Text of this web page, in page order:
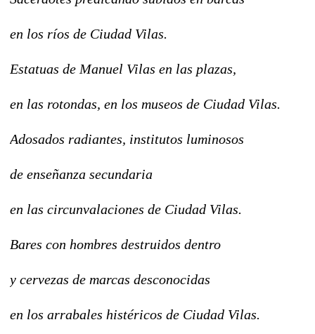
en los ríos de Ciudad Vilas.
Estatuas de Manuel Vilas en las plazas,
en las rotondas, en los museos de Ciudad Vilas.
Adosados radiantes, institutos luminosos
de enseñanza secundaria
en las circunvalaciones de Ciudad Vilas.
Bares con hombres destruidos dentro
y cervezas de marcas desconocidas
en los arrabales histéricos de Ciudad Vilas.